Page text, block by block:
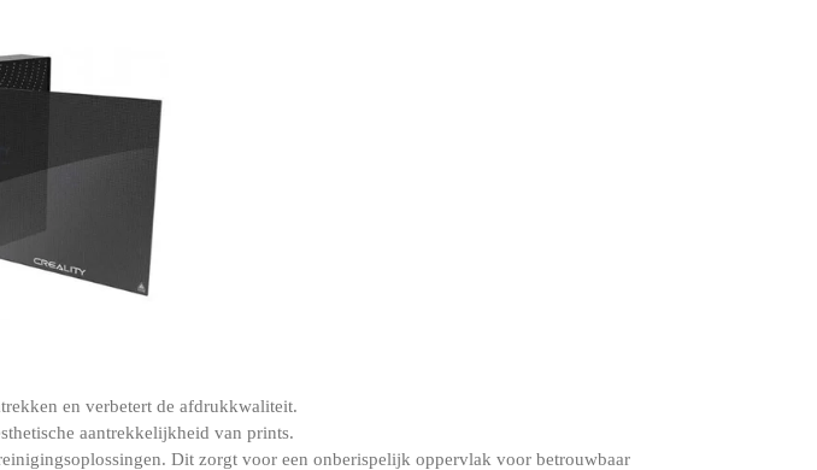
en verbetert de afdrukkwaliteit.
aantrekkelijkheid van prints.
Dit zorgt voor een onberispelijk oppervlak voor betrouwbaar